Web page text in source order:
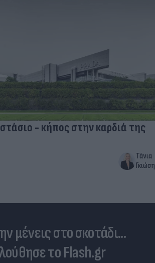
- κήπος στην καρδιά της
Τάνια
Γκιώση
μένεις στο σκοτάδι...
το Flash.gr